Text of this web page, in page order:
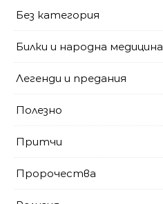
Без категория
Билки и народна медицина
Легенди и предания
Полезно
Притчи
Пророчества